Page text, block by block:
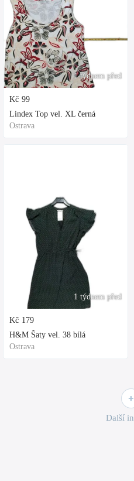
1 týdnem před
Kč 99
Lindex Top vel. XL černá
Ostrava
1 týdnem před
Kč 179
H&M Šaty vel. 38 bílá
Ostrava
Další